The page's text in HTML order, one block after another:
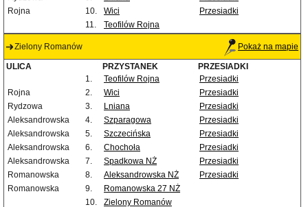
Rojna
10. Wici
Przesiadki
11.
Teofilów Rojna
Zielony Romanów Pokaż na mapie
ULICA PRZYSTANEK
PRZESIADKI
1.
Teofilów Rojna
Przesiadki
Rojna
2. Wici
Przesiadki
Rydzowa
3. Lniana
Przesiadki
Aleksandrowska
4. Szparagowa
Przesiadki
Aleksandrowska
5. Szczecińska
Przesiadki
Aleksandrowska
6. Chochoła
Przesiadki
Aleksandrowska
7. Spadkowa NŻ
Przesiadki
Romanowska
8. Aleksandrowska NŻ
Przesiadki
Romanowska
9.
Romanowska 27 NŻ
10.
Zielony Romanów